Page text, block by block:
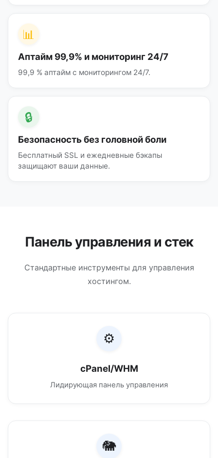
📊
Аптайм 99,9% и мониторинг 24/7
99,9 % аптайм с мониторингом 24/7.
🔒
Безопасность без головной боли
Бесплатный SSL и ежедневные бэкапы
защищают ваши данные.
Панель управления и стек
Стандартные инструменты для управления
хостингом.
⚙️
cPanel/WHM
Лидирующая панель управления
🐘